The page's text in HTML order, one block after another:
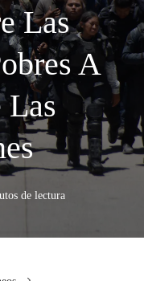
Las
A
Las
de lectura